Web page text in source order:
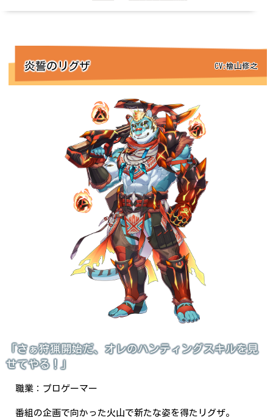
炎誓のリグザ CV:檜山修之
「さぁ狩猟開始だ、オレのハンティングスキルを見
せてやる！」
職業：プロゲーマー
番組の企画で向かった火山で新たな姿を得たリグザ。